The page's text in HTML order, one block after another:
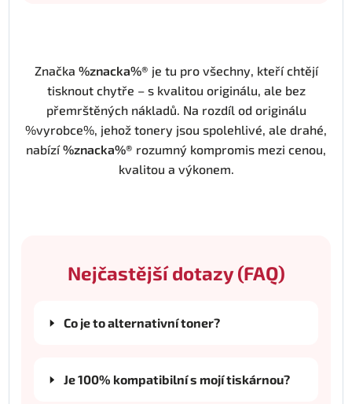
Značka %znacka%® je tu pro všechny, kteří chtějí
tisknout chytře – s kvalitou originálu, ale bez
přemrštěných nákladů. Na rozdíl od originálu
%vyrobce%, jehož tonery jsou spolehlivé, ale drahé,
nabízí%znacka%® rozumný kompromis mezi cenou,
kvalitou a výkonem.
Nejčastější dotazy (FAQ)
Co je to alternativní toner?
Je 100% kompatibilní s mojí tiskárnou?